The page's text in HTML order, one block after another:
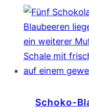
Schoko-